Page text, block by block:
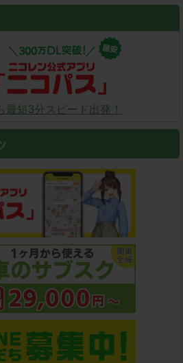
短3分スピード出発！